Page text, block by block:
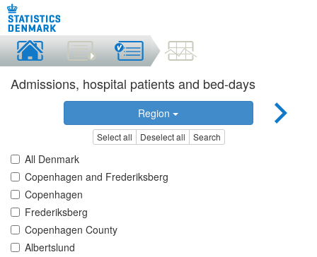
Admissions, hospital patients and bed-days
Region
Select all Deselect all Search
All Denmark
Copenhagen and Frederiksberg
Copenhagen
Frederiksberg
Copenhagen County
Albertslund